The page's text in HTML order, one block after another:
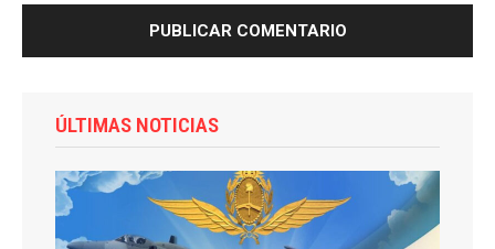
ÚLTIMAS NOTICIAS